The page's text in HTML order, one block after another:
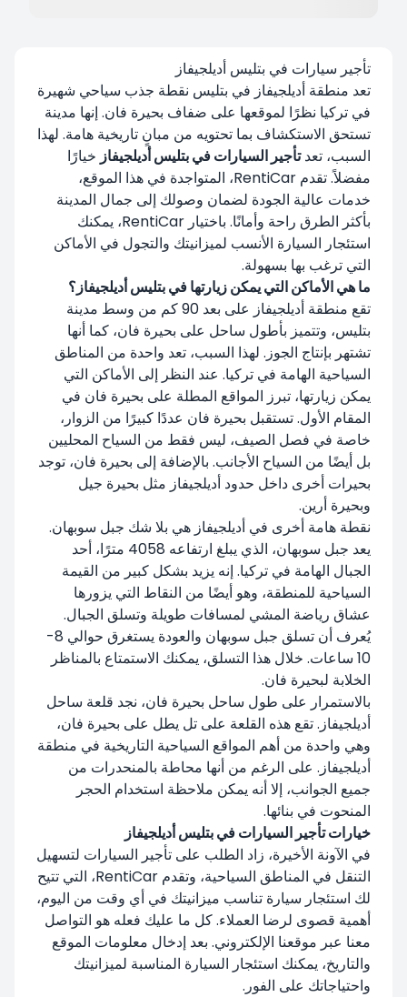
تأجير سيارات في بتليس أديلجيفاز
تعد منطقة أديلجيفاز في بتليس نقطة جذب سياحي شهيرة
في تركيا نظرًا لموقعها على ضفاف بحيرة فان. إنها مدينة
تستحق الاستكشاف بما تحتويه من مبانٍ تاريخية هامة. لهذا
السبب، تعدتأجير السيارات في بتليس أديلجيفاز خيارًا
مفضلاً. تقدم RentiCar، المتواجدة في هذا الموقع،
خدمات عالية الجودة لضمان وصولك إلى جمال المدينة
بأكثر الطرق راحة وأمانًا. باختيار RentiCar، يمكنك
استئجار السيارة الأنسب لميزانيتك والتجول في الأماكن
التي ترغب بها بسهولة.
ما هي الأماكن التي يمكن زيارتها في بتليس أديلجيفاز؟
تقع منطقة أديلجيفاز على بعد 90 كم من وسط مدينة
بتليس، وتتميز بأطول ساحل على بحيرة فان، كما أنها
تشتهر بإنتاج الجوز. لهذا السبب، تعد واحدة من المناطق
السياحية الهامة في تركيا. عند النظر إلى الأماكن التي
يمكن زيارتها، تبرز المواقع المطلة على بحيرة فان في
المقام الأول. تستقبل بحيرة فان عددًا كبيرًا من الزوار،
خاصة في فصل الصيف، ليس فقط من السياح المحليين
بل أيضًا من السياح الأجانب. بالإضافة إلى بحيرة فان، توجد
بحيرات أخرى داخل حدود أديلجيفاز مثل بحيرة جيل
وبحيرة أرين.
نقطة هامة أخرى في أديلجيفاز هي بلا شك جبل سوبهان.
يعد جبل سوبهان، الذي يبلغ ارتفاعه 4058 مترًا، أحد
الجبال الهامة في تركيا. إنه يزيد بشكل كبير من القيمة
السياحية للمنطقة، وهو أيضًا من النقاط التي يزورها
عشاق رياضة المشي لمسافات طويلة وتسلق الجبال.
يُعرف أن تسلق جبل سوبهان والعودة يستغرق حوالي 8-
10 ساعات. خلال هذا التسلق، يمكنك الاستمتاع بالمناظر
الخلابة لبحيرة فان.
بالاستمرار على طول ساحل بحيرة فان، نجد قلعة ساحل
أديلجيفاز. تقع هذه القلعة على تل يطل على بحيرة فان،
وهي واحدة من أهم المواقع السياحية التاريخية في منطقة
أديلجيفاز. على الرغم من أنها محاطة بالمنحدرات من
جميع الجوانب، إلا أنه يمكن ملاحظة استخدام الحجر
المنحوت في بنائها.
خيارات تأجير السيارات في بتليس أديلجيفاز
في الآونة الأخيرة، زاد الطلب على تأجير السيارات لتسهيل
التنقل في المناطق السياحية، وتقدم RentiCar، التي تتيح
لك استئجار سيارة تناسب ميزانيتك في أي وقت من اليوم،
أهمية قصوى لرضا العملاء. كل ما عليك فعله هو التواصل
معنا عبر موقعنا الإلكتروني. بعد إدخال معلومات الموقع
والتاريخ، يمكنك استئجار السيارة المناسبة لميزانيتك
واحتياجاتك على الفور.